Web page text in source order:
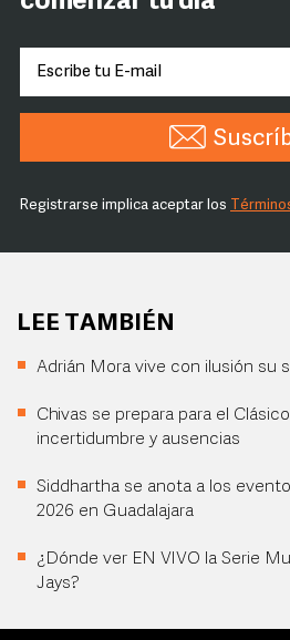
Registrarse implica aceptar los
LEE TAMBIÉN
Adrián Mora vive con ilusión su
Chivas se prepara para el
incertidumbre y ausencias
Siddhartha se anota a los
2026 en Guadalajara
¿Dónde ver EN VIVO la Serie
Jays?